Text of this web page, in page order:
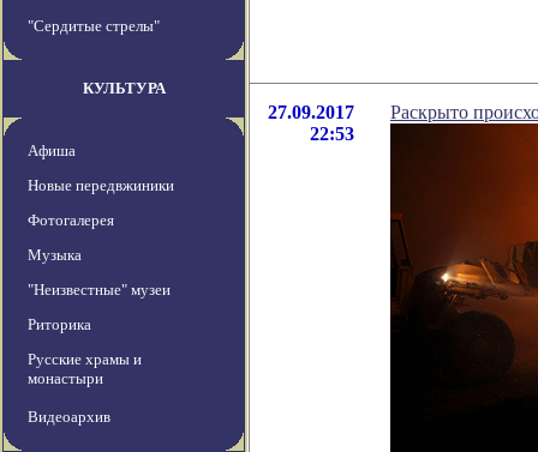
"Сердитые стрелы"
КУЛЬТУРА
Афиша
Новые передвжиники
Фотогалерея
Музыка
"Неизвестные" музеи
Риторика
Русские храмы и
монастыри
Видеоархив
27.09.2017
22:53
Раскрыто